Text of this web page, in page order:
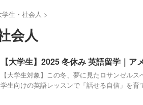
学生・社会人 >
会人
【大学生】2025 冬休み 英語留学｜ア
【大学生対象】この冬、夢に見たロサンゼル
学生向けの英語レッスンで「話せる自信」を育